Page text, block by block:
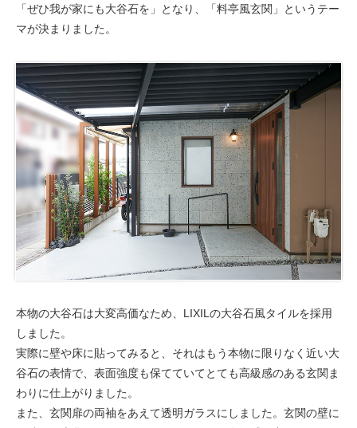
「ぜひ我が家にも大谷石を」となり、「料亭風玄関」というテー
マが決まりました。
本物の大谷石は大変高価なため、LIXILの大谷石風タイルを採用
しました。
実際に壁や床に貼ってみると、それはもう本物に限りなく近い大
谷石の表情で、表面強度も保てていてとても高級感のある玄関ま
わりに仕上がりました。
また、玄関扉の両袖をあえて透明ガラスにしました。玄関の壁に